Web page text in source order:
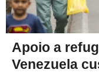
Apoio a
Venezuela